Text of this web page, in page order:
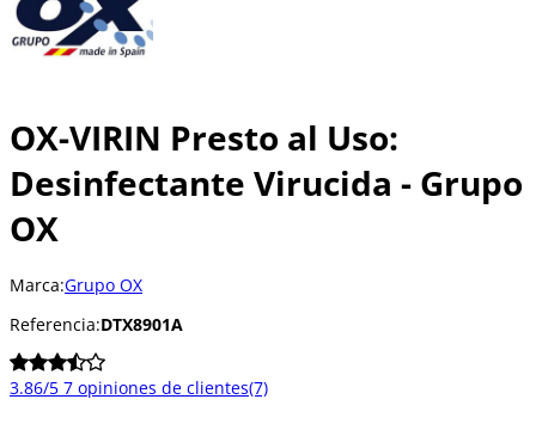
OX-VIRIN Presto al Uso:
Desinfectante Virucida - Grupo
OX
Marca:Grupo OX
Referencia:DTX8901A
3.86/5 7 opiniones de clientes(7)